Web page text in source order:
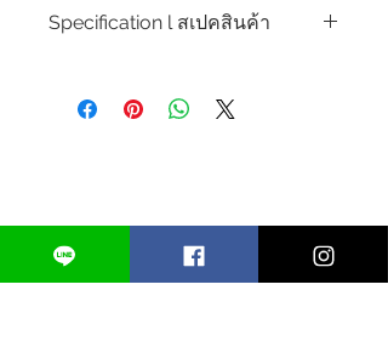
Specification l สเปคสินค้า
Perfume Bottle Type l ประเภทขวด
Spray Size l ขนาดหัวสเปรย์ : 15 mm.
Base Material l วัสดุหลัก : Glass